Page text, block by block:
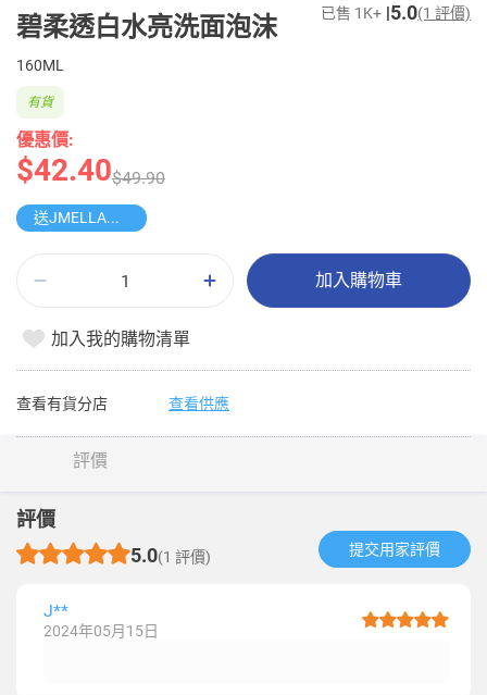
碧柔透白水亮洗面泡沫 已售 1K+ 5.0(1 評價)
160ML
優惠價:
$42.40$49.90
有貨
送JMELLA香氛護手霜
加入購物車
加入我的購物清單
查看有貨分店 查看供應
評價
評價
5.0(1 評價) 提交用家評價​
J**
2024年05月15日